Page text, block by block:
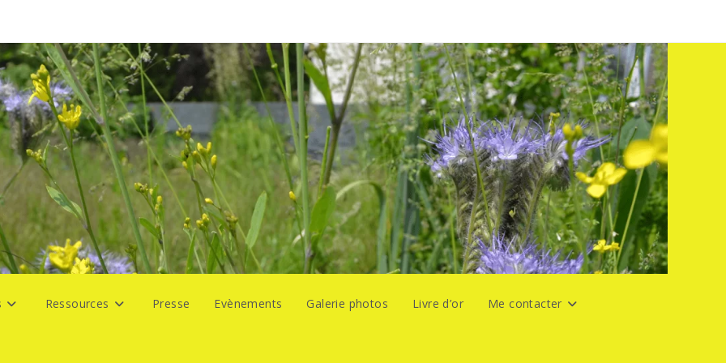
Ressources Presse Evènements Galerie photos Livre d’or Me contacter